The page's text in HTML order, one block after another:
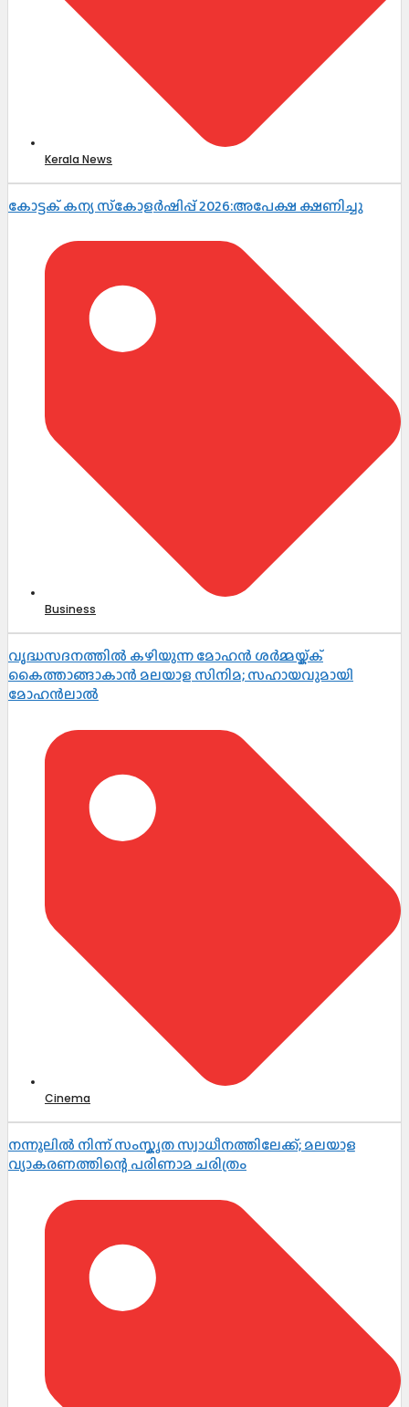
Kerala News
കോട്ടക് കന്യ സ്‌കോളർഷിപ്പ് 2026:അപേക്ഷ ക്ഷണിച്ചു
Business
വൃദ്ധസദനത്തിൽ കഴിയുന്ന മോഹൻ ശർമ്മയ്ക്ക്
കൈത്താങ്ങാകാൻ മലയാള സിനിമ; സഹായവുമായി
മോഹൻലാൽ
Cinema
നന്നൂലിൽ നിന്ന് സംസ്കൃത സ്വാധീനത്തിലേക്ക്; മലയാള
വ്യാകരണത്തിന്റെ പരിണാമ ചരിത്രം